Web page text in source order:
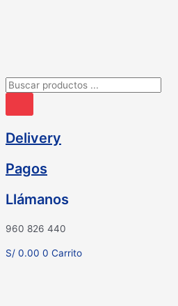
Búsqueda
productos
Delivery
Pagos
Llámanos
960 826 440
S/ 0.00 0 Carrito